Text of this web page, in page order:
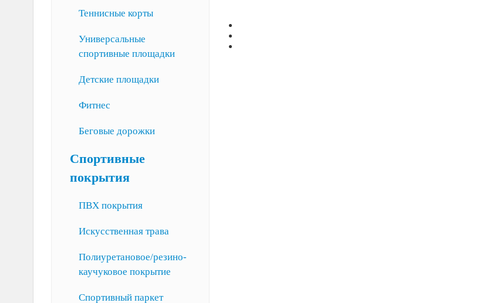
Теннисные корты
Универсальные
спортивные площадки
Детские площадки
Фитнес
Беговые дорожки
Спортивные
покрытия
ПВХ покрытия
Искусственная трава
Полиуретановое/резино-
каучуковое покрытие
Спортивный паркет